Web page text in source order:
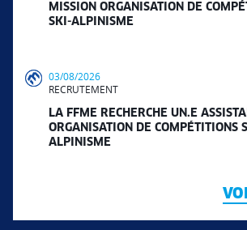
MISSION ORGANISATION DE
SKI-ALPINISME
03/08/2026
RECRUTEMENT
LA FFME RECHERCHE UN.E
ORGANISATION DE COMPÉTITIONS
ALPINISME